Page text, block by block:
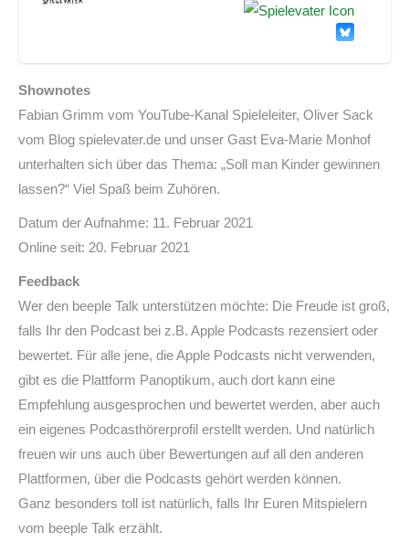
Shownotes
Fabian Grimm vom YouTube-Kanal Spieleleiter, Oliver Sack
vom Blog spielevater.de und unser Gast Eva-Marie Monhof
unterhalten sich über das Thema: „Soll man Kinder gewinnen
lassen?“ Viel Spaß beim Zuhören.
Datum der Aufnahme: 11. Februar 2021
Online seit: 20. Februar 2021
Feedback
Wer den beeple Talk unterstützen möchte: Die Freude ist groß,
falls Ihr den Podcast bei z.B. Apple Podcasts rezensiert oder
bewertet. Für alle jene, die Apple Podcasts nicht verwenden,
gibt es die Plattform Panoptikum, auch dort kann eine
Empfehlung ausgesprochen und bewertet werden, aber auch
ein eigenes Podcasthörerprofil erstellt werden. Und natürlich
freuen wir uns auch über Bewertungen auf all den anderen
Plattformen, über die Podcasts gehört werden können.
Ganz besonders toll ist natürlich, falls Ihr Euren Mitspielern
vom beeple Talk erzählt.